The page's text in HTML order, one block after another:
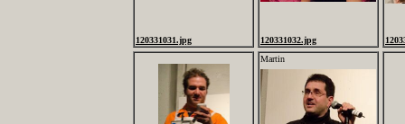
120331031.jpg 120331032.jpg
Martin